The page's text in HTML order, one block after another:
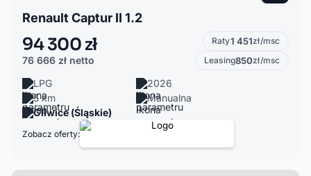
Renault Captur II 1.2
94 300 zł
76 666 zł netto
Raty1 451zł/msc
Leasing850zł/msc
LPG
2026
5 km
Manualna
Gliwice (Śląskie)
Zobacz oferty: